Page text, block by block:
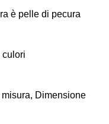
è pelle di pecura
culori
Dimensione